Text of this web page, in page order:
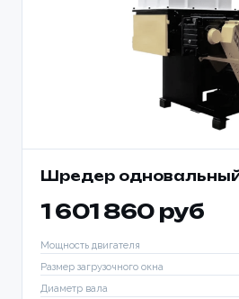
Шредер
1 601 860 руб
Мощность двигателя
Размер загрузочного окна
Диаметр вала